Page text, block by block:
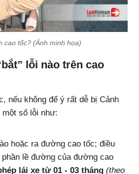
cao tốc? (Ảnh minh họa)
lỗi nào trên cao
nếu không để ý rất dễ bị Cảnh
số lỗi như:
hoặc ra đường cao tốc; điều
lề đường của đường cao
lái xe từ 01 - 03 tháng (theo